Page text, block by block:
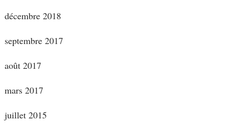
décembre 2018
septembre 2017
août 2017
mars 2017
juillet 2015